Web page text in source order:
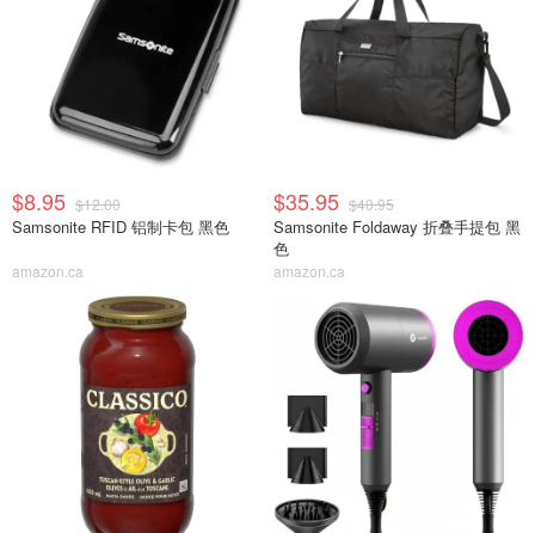
$8.95 $12.00
Samsonite RFID 铝制卡包 黑色
amazon.ca
$35.95 $40.95
Samsonite Foldaway 折叠手提包 黑
色
amazon.ca